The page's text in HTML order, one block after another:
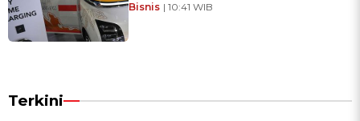
Bisnis | 10:41 WIB
Terkini